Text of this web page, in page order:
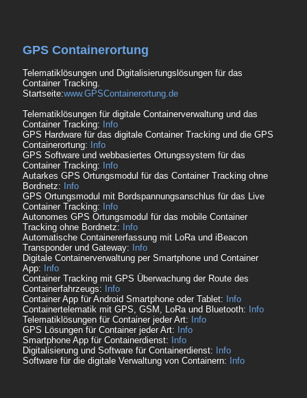
GPS Containerortung
Telematiklösungen und Digitalisierungslösungen für das
Container Tracking.
Startseite:www.GPSContainerortung.de
Telematiklösungen für digitale Containerverwaltung und das
Container Tracking:
Info
GPS Hardware für das digitale Container Tracking und die GPS
Containerortung:
Info
GPS Software und webbasiertes Ortungssystem für das
Container Tracking:
Info
Autarkes GPS Ortungsmodul für das Container Tracking ohne
Bordnetz:
Info
GPS Ortungsmodul mit Bordspannungsanschlus für das Live
Container Tracking:
Info
Autonomes GPS Ortungsmodul für das mobile Container
Tracking ohne Bordnetz:
Info
Automatische Containererfassung mit LoRa und iBeacon
Transponder und Gateway:
Info
Digitale Containerverwaltung per Smartphone und Container
App:
Info
Container Tracking mit GPS Überwachung der Route des
Containerfahrzeugs:
Info
Container App für Android Smartphone oder Tablet:
Info
Containertelematik mit GPS, GSM, LoRa und Bluetooth:
Info
Telematiklösungen für Container jeder Art:
Info
GPS Lösungen für Container jeder Art:
Info
Smartphone App für Containerdienst:
Info
Digitalisierung und Software für Containerdienst:
Info
Software für die digitale Verwaltung von Containern:
Info